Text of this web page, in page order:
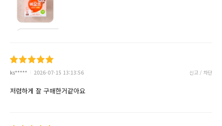
ks***** 2026-07-15 13:13:56 신고 / 차단
저렴하게 잘 구매한거같아요